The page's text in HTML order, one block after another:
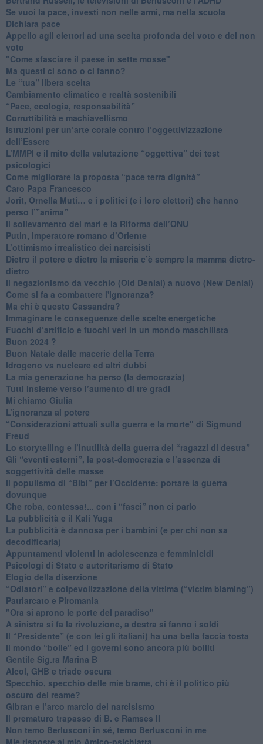
​Se vuoi la pace, investi non nelle armi, ma nella scuola
​Dichiara pace
​Appello agli elettori ad una scelta profonda del voto e del non
voto
"Come sfasciare il paese in sette mosse"
​Ma questi ci sono o ci fanno?
​Le “tua” libera scelta
Cambiamento climatico e realtà sostenibili
“Pace, ecologia, responsabilità”
​Corruttibilità e machiavellismo
Istruzioni per un’arte corale contro l’oggettivizzazione
dell’Essere
​L’MMPI e il mito della valutazione “oggettiva” dei test
psicologici
Come migliorare la proposta “pace terra dignità”
Caro Papa Francesco
​Jorit, Ornella Muti… e i politici (e i loro elettori) che hanno
perso l’”anima”
​Il sollevamento dei mari e la Riforma dell’ONU
Putin, imperatore romano d’Oriente
​L’ottimismo irrealistico dei narcisisti
​Dietro il potere e dietro la miseria c’è sempre la mamma dietro-
dietro
Il negazionismo da vecchio (Old Denial) a nuovo (New Denial)
Come si fa a combattere l'ignoranza?
Ma chi è questo Cassandra?
Immaginare le conseguenze delle scelte energetiche
​Fuochi d’artificio e fuochi veri in un mondo maschilista
Buon 2024 ?
​Buon Natale dalle macerie della Terra
​Idrogeno vs nucleare ed altri dubbi
​La mia generazione ha perso (la democrazia)
​Tutti insieme verso l’aumento di tre gradi
Mi chiamo Giulia
L’ignoranza al potere
​“Considerazioni attuali sulla guerra e la morte" di Sigmund
Freud
​Lo storytelling e l’inutilità della guerra dei “ragazzi di destra”
​Gli “eventi esterni”, la post-democrazia e l’assenza di
soggettività delle masse
​Il populismo di “Bibi” per l’Occidente: portare la guerra
dovunque
​Che roba, contessa!... con i “fasci” non ci parlo
La pubblicità e il Kali Yuga
​La pubblicità è dannosa per i bambini (e per chi non sa
decodificarla)
​Appuntamenti violenti in adolescenza e femminicidi
​Psicologi di Stato e autoritarismo di Stato
Elogio della diserzione
“Odiatori” e colpevolizzazione della vittima (“victim blaming”)
​Patriarcato e Piromania
"Ora si aprono le porte del paradiso"
​A sinistra si fa la rivoluzione, a destra si fanno i soldi
​Il “Presidente” (e con lei gli italiani) ha una bella faccia tosta
​Il mondo “bolle” ed i governi sono ancora più bolliti
​Gentile Sig.ra Marina B
​Alcol, GHB e triade oscura
​Specchio, specchio delle mie brame, chi è il politico più
oscuro del reame?
​Gibran e l’arco marcio del narcisismo
​Il prematuro trapasso di B. e Ramses II
​Non temo Berlusconi in sé, temo Berlusconi in me
​Mie risposte al mio Amico-psichiatra